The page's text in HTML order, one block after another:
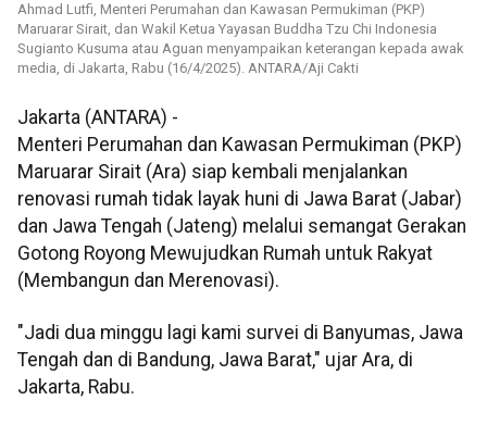
Ahmad Lutfi, Menteri Perumahan dan Kawasan Permukiman (PKP)
Maruarar Sirait, dan Wakil Ketua Yayasan Buddha Tzu Chi Indonesia
Sugianto Kusuma atau Aguan menyampaikan keterangan kepada awak
media, di Jakarta, Rabu (16/4/2025). ANTARA/Aji Cakti
Jakarta (ANTARA) -
Menteri Perumahan dan Kawasan Permukiman (PKP)
Maruarar Sirait (Ara) siap kembali menjalankan
renovasi rumah tidak layak huni di Jawa Barat (Jabar)
dan Jawa Tengah (Jateng) melalui semangat Gerakan
Gotong Royong Mewujudkan Rumah untuk Rakyat
(Membangun dan Merenovasi).
"Jadi dua minggu lagi kami survei di Banyumas, Jawa
Tengah dan di Bandung, Jawa Barat," ujar Ara, di
Jakarta, Rabu.